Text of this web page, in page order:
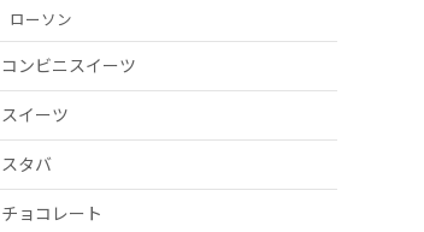
ローソン
コンビニスイーツ
スイーツ
スタバ
チョコレート